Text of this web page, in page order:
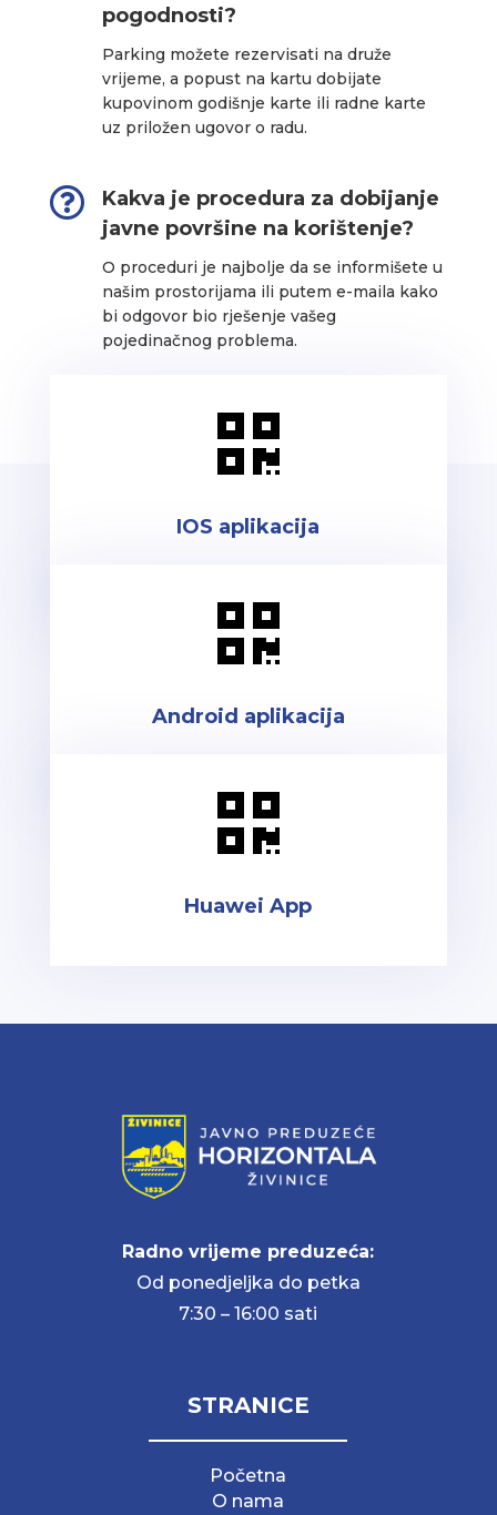
pogodnosti?
Parking možete rezervisati na druže
vrijeme, a popust na kartu dobijate
kupovinom godišnje karte ili radne karte
uz priložen ugovor o radu.

Kakva je procedura za dobijanje
javne površine na korištenje?
O proceduri je najbolje da se informišete u
našim prostorijama ili putem e-maila kako
bi odgovor bio rješenje vašeg
pojedinačnog problema.

IOS aplikacija

Android aplikacija

Huawei App
Radno vrijeme preduzeća:
Od ponedjeljka do petka
7:30 – 16:00 sati
STRANICE
Početna
O nama